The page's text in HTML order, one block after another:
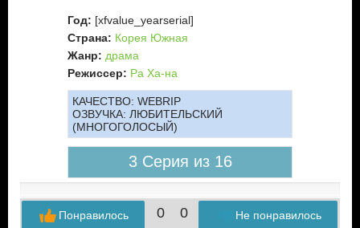
Год: [xfvalue_yearserial]
Страна: Корея Южная
Жанр: драма
Режиссер: Ра Ха-на
КАЧЕСТВО: WEBRIP
ОЗВУЧКА: ЛЮБИТЕЛЬСКИЙ
(МНОГОГОЛОСЫЙ)
3 Серия из 16
0 0 Не понравилось
Понравилось